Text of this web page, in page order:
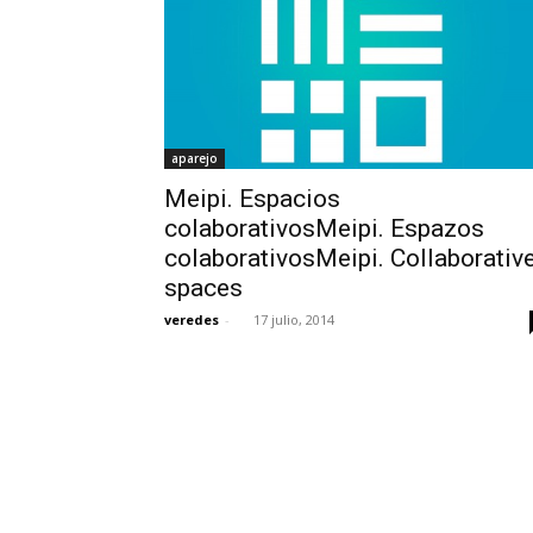
aparejo
Meipi. Espacios
colaborativosMeipi. Espazos
colaborativosMeipi.
spaces
veredes - 17 julio, 2014